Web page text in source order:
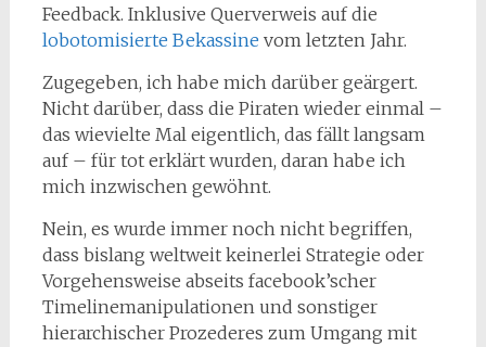
Feedback. Inklusive Querverweis auf die
lobotomisierte Bekassine vom letzten Jahr.
Zugegeben, ich habe mich darüber geärgert.
Nicht darüber, dass die Piraten wieder einmal –
das wievielte Mal eigentlich, das fällt langsam
auf – für tot erklärt wurden, daran habe ich
mich inzwischen gewöhnt.
Nein, es wurde immer noch nicht begriffen,
dass bislang weltweit keinerlei Strategie oder
Vorgehensweise abseits facebook’scher
Timelinemanipulationen und sonstiger
hierarchischer Prozederes zum Umgang mit